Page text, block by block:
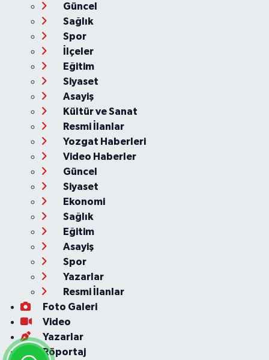
Güncel
Sağlık
Spor
İlçeler
Eğitim
Siyaset
Asayiş
Kültür ve Sanat
Resmi İlanlar
Yozgat Haberleri
Video Haberler
Güncel
Siyaset
Ekonomi
Sağlık
Eğitim
Asayiş
Spor
Yazarlar
Resmi İlanlar
Foto Galeri
Video
Yazarlar
Röportaj